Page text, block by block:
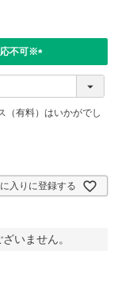
不可※
須
)
（有料）はいかがでし
入りに登録する
いません。